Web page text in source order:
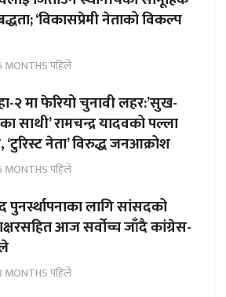
‘विकासप्रेमी नेताको विकल्प
MONTHS पहिले
२ मा फेरियो चुनावी लहर:’सुख-
साथी’ रामचन्द्र यादवको पल्ला
‘टुरिस्ट नेता’ विरुद्ध जनआक्रोश
MONTHS पहिले
लागि सांसदको
आज सर्वोच्च जाँदै कांग्रेस-
MONTHS पहिले